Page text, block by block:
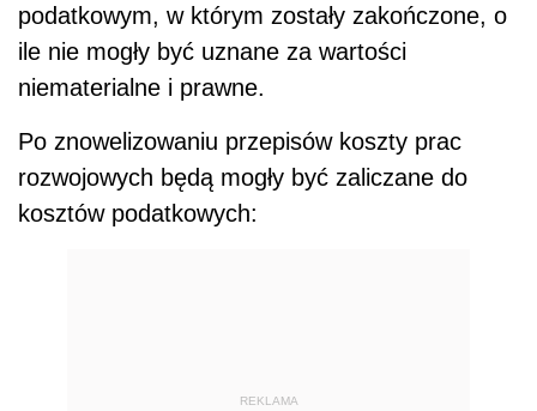
podatkowym, w którym zostały zakończone, o
ile nie mogły być uznane za wartości
niematerialne i prawne.
Po znowelizowaniu przepisów koszty prac
rozwojowych będą mogły być zaliczane do
kosztów podatkowych:
REKLAMA